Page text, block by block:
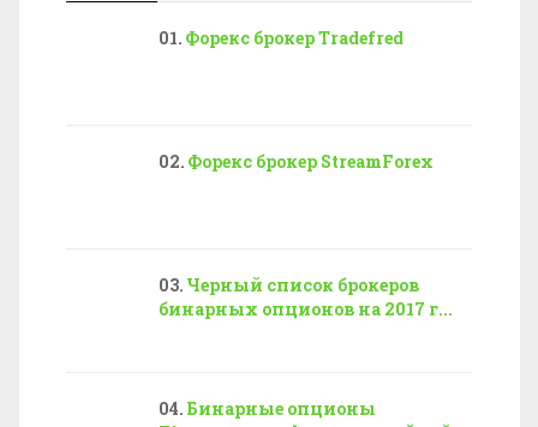
Форекс брокер Tradefred
Форекс брокер StreamForex
Черный список брокеров
бинарных опционов на 2017 г...
Бинарные опционы